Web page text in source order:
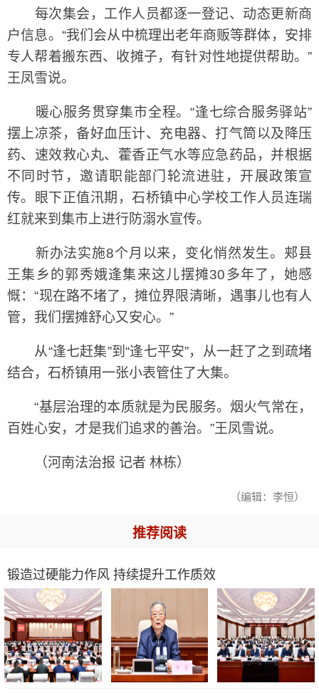
每次集会，工作人员都逐一登记、动态更新商
户信息。“我们会从中梳理出老年商贩等群体，安排
专人帮着搬东西、收摊子，有针对性地提供帮助。”
王凤雪说。
暖心服务贯穿集市全程。“逢七综合服务驿站”
摆上凉茶，备好血压计、充电器、打气筒以及降压
药、速效救心丸、藿香正气水等应急药品，并根据
不同时节，邀请职能部门轮流进驻，开展政策宣
传。眼下正值汛期，石桥镇中心学校工作人员连瑞
红就来到集市上进行防溺水宣传。
新办法实施8个月以来，变化悄然发生。郏县
王集乡的郭秀娥逢集来这儿摆摊30多年了，她感
慨：“现在路不堵了，摊位界限清晰，遇事儿也有人
管，我们摆摊舒心又安心。”
从“逢七赶集”到“逢七平安”，从一赶了之到疏堵
结合，石桥镇用一张小表管住了大集。
“基层治理的本质就是为民服务。烟火气常在，
百姓心安，才是我们追求的善治。”王凤雪说。
（河南法治报 记者 林栋）
（编辑：李恒）
推荐阅读
锻造过硬能力作风 持续提升工作质效